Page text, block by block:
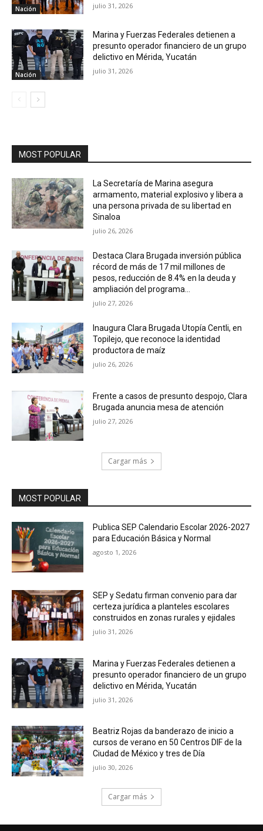
Nación julio 31, 2026
Nación
Marina y Fuerzas Federales detienen a
presunto operador financiero de un grupo
delictivo en Mérida, Yucatán
julio 31, 2026
MOST POPULAR
La Secretaría de Marina asegura
armamento, material explosivo y libera a
una persona privada de su libertad en
Sinaloa
julio 26, 2026
Destaca Clara Brugada inversión pública
récord de más de 17 mil millones de
pesos, reducción de 8.4% en la deuda y
ampliación del programa...
julio 27, 2026
Inaugura Clara Brugada Utopía Centli, en
Topilejo, que reconoce la identidad
productora de maíz
julio 26, 2026
Frente a casos de presunto despojo, Clara
Brugada anuncia mesa de atención
julio 27, 2026
Cargar más
MOST POPULAR
Publica SEP Calendario Escolar 2026-2027
para Educación Básica y Normal
agosto 1, 2026
SEP y Sedatu firman convenio para dar
certeza jurídica a planteles escolares
construidos en zonas rurales y ejidales
julio 31, 2026
Marina y Fuerzas Federales detienen a
presunto operador financiero de un grupo
delictivo en Mérida, Yucatán
julio 31, 2026
Beatriz Rojas da banderazo de inicio a
cursos de verano en 50 Centros DIF de la
Ciudad de México y tres de Día
julio 30, 2026
Cargar más